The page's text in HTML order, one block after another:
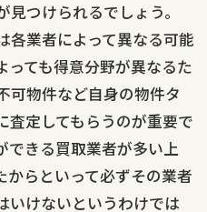
つけられるでしょう。
各業者によって異なる可能
っても得意分野が異なるた
可物件など自身の物件タ
査定してもらうのが重要で
できる買取業者が多い上
からといって必ずその業者
いけないというわけでは